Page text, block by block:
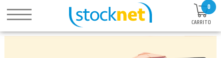
0
CARRITO